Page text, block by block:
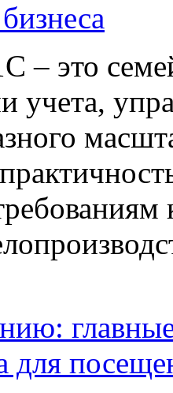
– это
учета,
для